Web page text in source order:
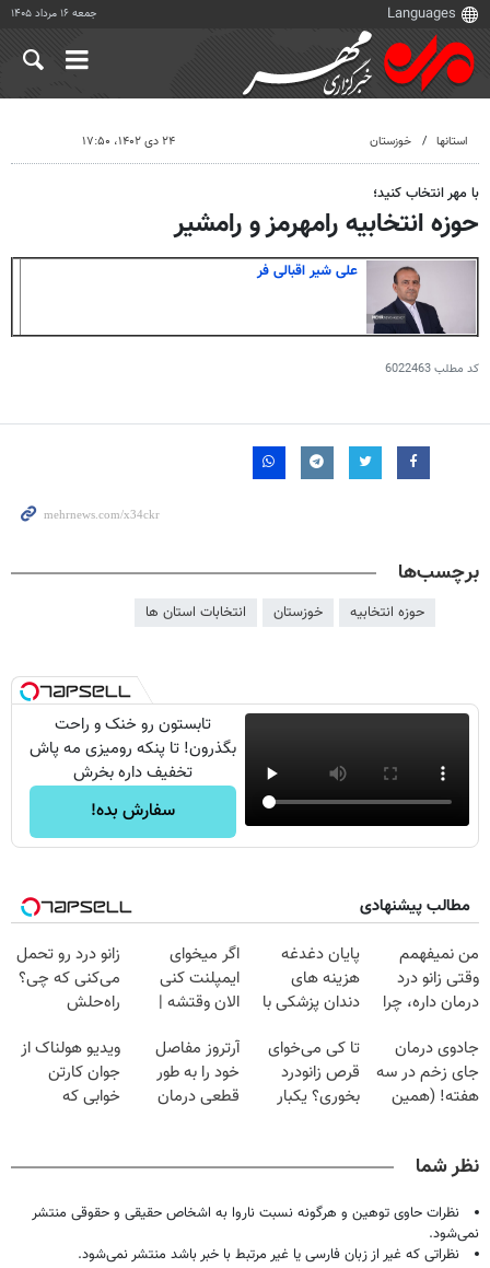
جمعه ۱۶ مرداد ۱۴۰۵
استانها خوزستان ۲۴ دی ۱۴۰۲، ۱۷:۵۰
با مهر انتخاب کنید؛
حوزه انتخابیه رامهرمز و رامشیر
علی شیر اقبالی فر
کد مطلب6022463
برچسب‌ها
حوزه انتخابیه خوزستان انتخابات استان ها
تابستون رو خنک و راحت
بگذرون! تا پنکه رومیزی مه پاش
تخفیف داره بخرش
سفارش بده!
مطالب پیشنهادی
من نمیفهمم
وقتی زانو درد
درمان داره، چرا
تحمل میکنی؟❗
پایان دغدغه
هزینه های
دندان پزشکی با
خانگی
اگر میخوای
ایمپلنت کنی
الان وقتشه |
میلیون تومان!!!
زانو درد رو تحمل
می‌کنی که چی؟
راه‌حلش
جادوی درمان
جای زخم در سه
هفته! (همین
تا کی می‌خوای
قرص زانودرد
بخوری؟ یکبار
آرتروز مفاصل
خود را به طور
قطعی درمان
ویدیو هولناک از
جوان کارتن
خوابی که
نظر شما
نظرات حاوی توهین و هرگونه نسبت ناروا به اشخاص حقیقی و حقوقی منتشر
نمی‌شود.
نظراتی که غیر از زبان فارسی یا غیر مرتبط با خبر باشد منتشر نمی‌شود.